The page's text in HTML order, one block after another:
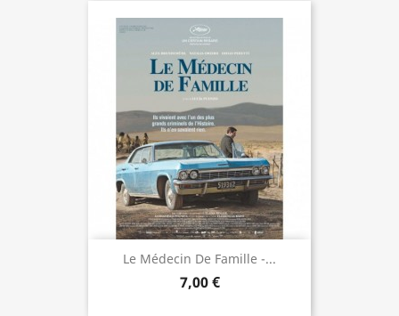
Le Médecin De Famille -...
7,00 €